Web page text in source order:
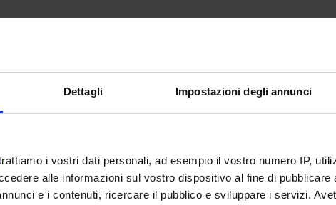
Dettagli Impostazioni degli annunci
i vostri dati personali, ad esempio il vostro numero IP,
alle informazioni sul vostro dispositivo al fine di pubblicare
e i contenuti, ricercare il pubblico e sviluppare i servizi.
of Psychiatry and Clinical Psychology